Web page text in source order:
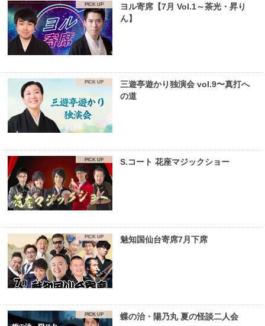
ヨル寄席【7月 Vol.1～茶光・昇り
ん】
三遊亭遊かり独演会 vol.9〜真打へ
の道
S.コート 花座マジックショー
魅知国仙台寄席7月下席
蝶の治・陽乃丸 夏の怪談二人会